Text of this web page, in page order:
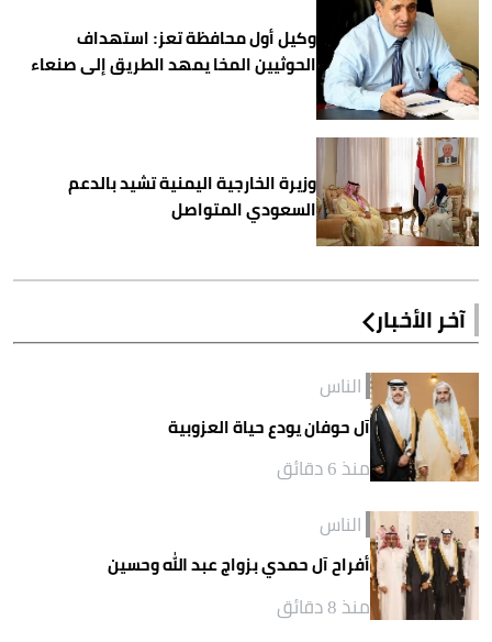
وكيل أول محافظة تعز: استهداف
الحوثيين المخا يمهد الطريق إلى صنعاء
وزيرة الخارجية اليمنية تشيد بالدعم
السعودي المتواصل
آخر الأخبار
الناس
آل حوفان يودع حياة العزوبية
منذ 6 دقائق
الناس
أفراح آل حمدي بزواج عبد الله وحسين
منذ 8 دقائق